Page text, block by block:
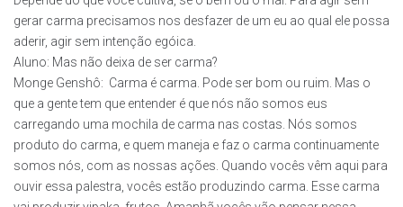
gerar carma precisamos nos desfazer de um eu ao qual ele possa
aderir, agir sem intenção egóica.
Aluno: Mas não deixa de ser carma?
Monge Genshô: Carma é carma. Pode ser bom ou ruim. Mas o
que a gente tem que entender é que nós não somos eus
carregando uma mochila de carma nas costas. Nós somos
produto do carma, e quem maneja e faz o carma continuamente
somos nós, com as nossas ações. Quando vocês vêm aqui para
ouvir essa palestra, vocês estão produzindo carma. Esse carma